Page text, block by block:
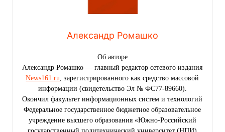
Александр Ромашко
Об авторе
Александр Ромашко — главный редактор сетевого издания
News161.ru , зарегистрированного как средство массовой
информации (свидетельство Эл № ФС77-89660).
Окончил факультет информационных систем и технологий
Федеральное государственное бюджетное образовательное
учреждение высшего образования «Южно-Российский